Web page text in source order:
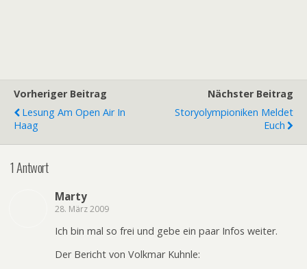
Vorheriger Beitrag
Lesung Am Open Air In
Haag
Nächster Beitrag
Storyolympioniken Meldet
Euch
1 Antwort
Marty
28. März 2009
Ich bin mal so frei und gebe ein paar Infos weiter.
Der Bericht von Volkmar Kuhnle: